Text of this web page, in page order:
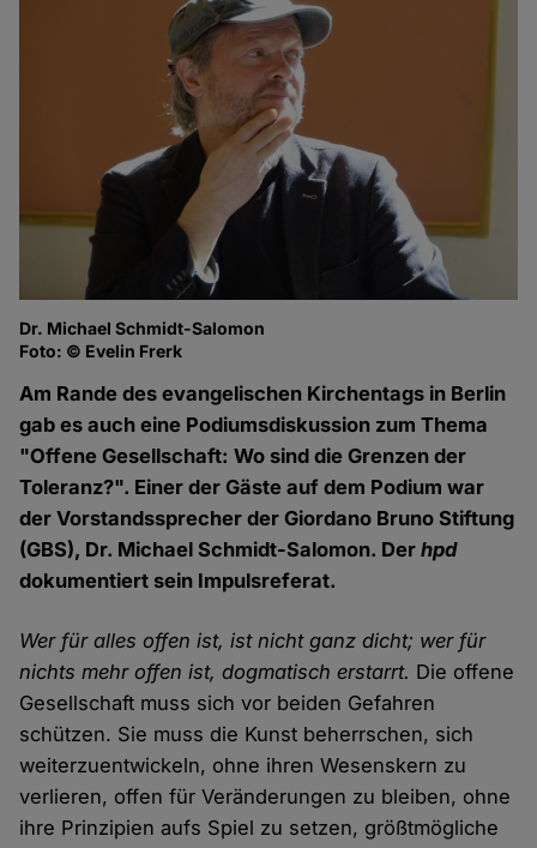
Dr. Michael Schmidt-Salomon
Foto: © Evelin Frerk
Am Rande des evangelischen Kirchentags in Berlin
gab es auch eine Podiumsdiskussion zum Thema
"Offene Gesellschaft: Wo sind die Grenzen der
Toleranz?". Einer der Gäste auf dem Podium war
der Vorstandssprecher der Giordano Bruno Stiftung
(GBS), Dr. Michael Schmidt-Salomon. Derhpd
dokumentiert sein Impulsreferat.
Wer für alles offen ist, ist nicht ganz dicht; wer für
nichts mehr offen ist, dogmatisch erstarrt. Die offene
Gesellschaft muss sich vor beiden Gefahren
schützen. Sie muss die Kunst beherrschen, sich
weiterzuentwickeln, ohne ihren Wesenskern zu
verlieren, offen für Veränderungen zu bleiben, ohne
ihre Prinzipien aufs Spiel zu setzen, größtmögliche